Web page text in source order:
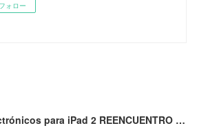
フォロー
Descargar libros electrónicos para iPad 2 REENCUENTRO 9788483835555 CHM iBook de FRED UHLMAN